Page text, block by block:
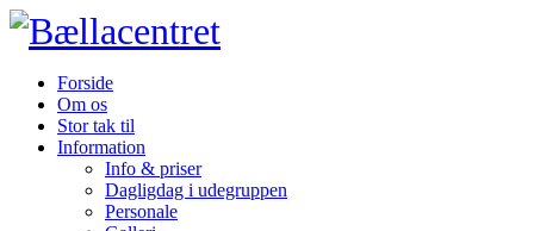
Forside
Om os
Stor tak til
Information
Info & priser
Dagligdag i udegruppen
Personale